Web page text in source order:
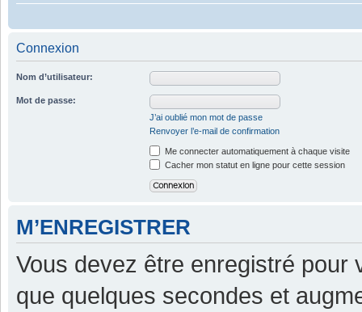
Connexion
Nom d’utilisateur:
Mot de passe:
J’ai oublié mon mot de passe
Renvoyer l’e-mail de confirmation
Me connecter automatiquement à chaque visite
Cacher mon statut en ligne pour cette session
M’ENREGISTRER
Vous devez être enregistré pour
que quelques secondes et